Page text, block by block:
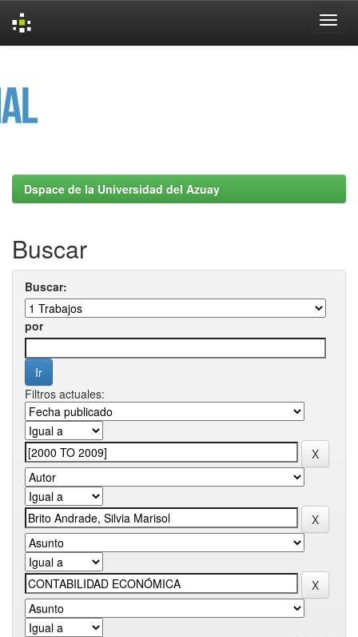
Dspace de la Universidad del Azuay
Buscar
Buscar:
por
Filtros actuales: